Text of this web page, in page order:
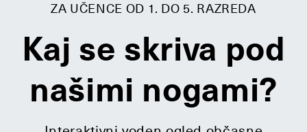
ZA UČENCE OD 1. DO 5. RAZREDA
Kaj se skriva pod
našimi nogami?